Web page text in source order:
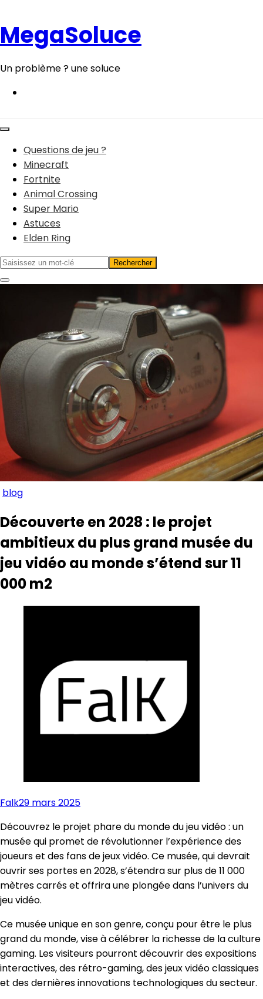
contenu
MegaSoluce
Un problème ? une soluce
Questions de jeu ?
Minecraft
Fortnite
Animal Crossing
Super Mario
Astuces
Elden Ring
blog
Découverte en 2028 : le projet
ambitieux du plus grand musée du
jeu vidéo au monde s’étend sur 11
000 m2
Falk29 mars 2025
Découvrez le projet phare du monde du jeu vidéo : un
musée qui promet de révolutionner l’expérience des
joueurs et des fans de jeux vidéo. Ce musée, qui devrait
ouvrir ses portes en 2028, s’étendra sur plus de 11 000
mètres carrés et offrira une plongée dans l’univers du
jeu vidéo.
Ce musée unique en son genre, conçu pour être le plus
grand du monde, vise à célébrer la richesse de la culture
gaming. Les visiteurs pourront découvrir des expositions
interactives, des rétro-gaming, des jeux vidéo classiques
et des dernières innovations technologiques du secteur.